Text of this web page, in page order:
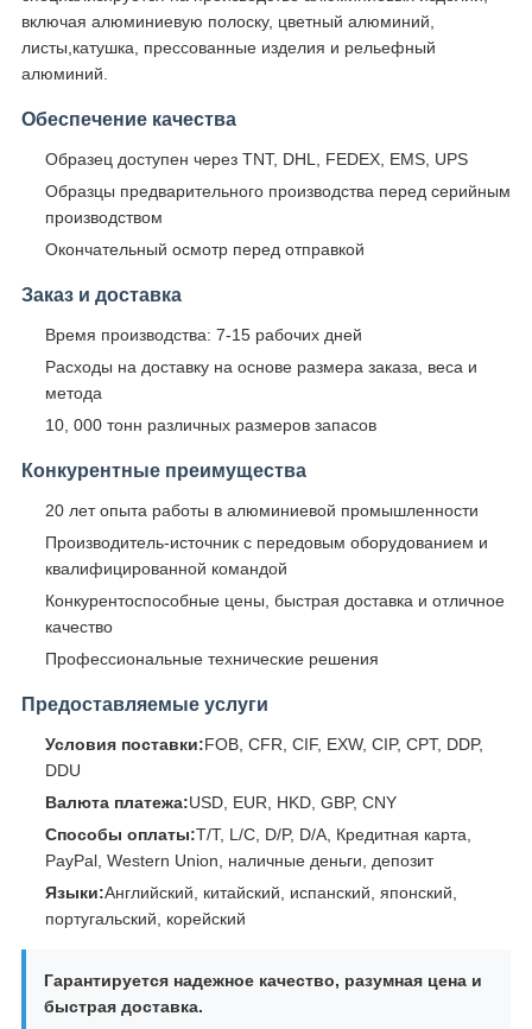
включая алюминиевую полоску, цветный алюминий,
листы,катушка, прессованные изделия и рельефный
алюминий.
Обеспечение качества
Образец доступен через TNT, DHL, FEDEX, EMS, UPS
Образцы предварительного производства перед серийным
производством
Окончательный осмотр перед отправкой
Заказ и доставка
Время производства: 7-15 рабочих дней
Расходы на доставку на основе размера заказа, веса и
метода
10, 000 тонн различных размеров запасов
Конкурентные преимущества
20 лет опыта работы в алюминиевой промышленности
Производитель-источник с передовым оборудованием и
квалифицированной командой
Конкурентоспособные цены, быстрая доставка и отличное
качество
Профессиональные технические решения
Предоставляемые услуги
Условия поставки:FOB, CFR, CIF, EXW, CIP, CPT, DDP,
DDU
Валюта платежа:USD, EUR, HKD, GBP, CNY
Способы оплаты:T/T, L/C, D/P, D/A, Кредитная карта,
PayPal, Western Union, наличные деньги, депозит
Языки:Английский, китайский, испанский, японский,
португальский, корейский
Гарантируется надежное качество, разумная цена и
быстрая доставка.